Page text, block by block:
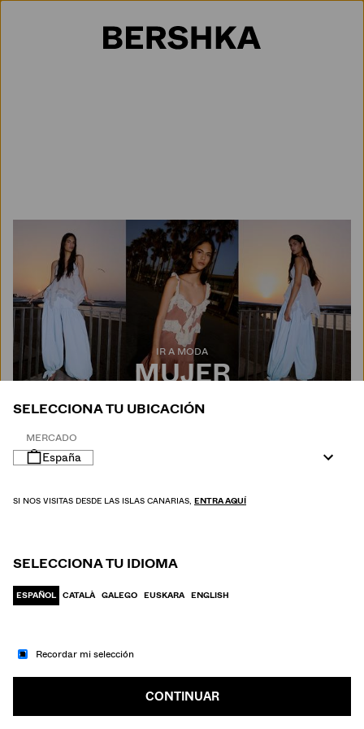
Selección de país
IR A MODA
MUJER
HOMBRE
SELECCIONA TU UBICACIÓN
MERCADO
España
SI NOS VISITAS DESDE LAS ISLAS CANARIAS, ENTRA AQUÍ
SELECCIONA TU IDIOMA
ESPAÑOL CATALÀ GALEGO EUSKARA ENGLISH
Recordar mi selección
CONTINUAR